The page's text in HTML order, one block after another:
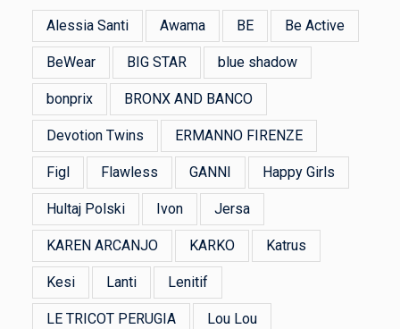
Alessia Santi Awama BE Be Active
BeWear BIG STAR blue shadow
bonprix BRONX AND BANCO
Devotion Twins ERMANNO FIRENZE
Figl Flawless GANNI Happy Girls
Hultaj Polski Ivon Jersa
KAREN ARCANJO KARKO Katrus
Kesi Lanti Lenitif
LE TRICOT PERUGIA Lou Lou